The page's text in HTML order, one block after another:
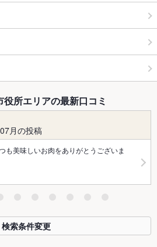
所エリアの最新口コミ
月の投稿
も美味しいお肉をありがとうございま
検索条件変更